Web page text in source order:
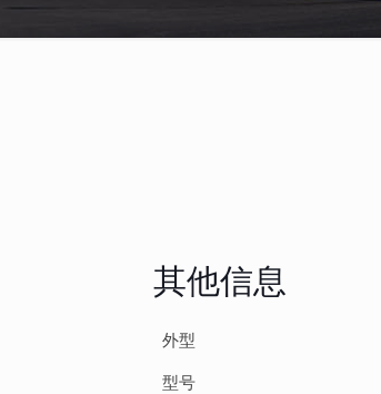
其他信息
外型
型号